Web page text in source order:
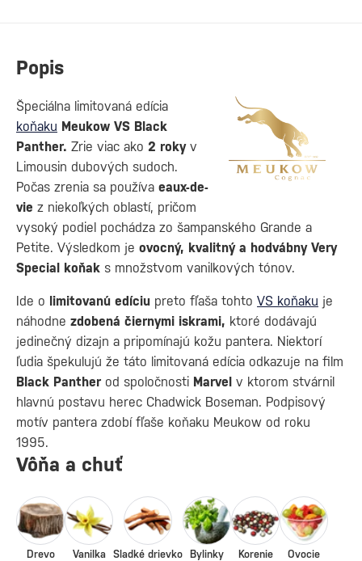
Popis
Špeciálna limitovaná edícia
koňaku Meukow VS Black
Panther. Zrie viac ako 2 rokyv
Limousin dubových sudoch.
Počas zrenia sa používa eaux-de-
vie z niekoľkých oblastí, pričom
vysoký podiel pochádza zo šampanského Grande a
Petite. Výsledkom je ovocný, kvalitný a hodvábny Very
Special koňak s množstvom vanilkových tónov.
Ide o limitovanú edíciu preto fľaša tohto VS koňaku je
náhodne zdobená čiernymi iskrami, ktoré dodávajú
jedinečný dizajn a pripomínajú kožu pantera. Niektorí
ľudia špekulujú že táto limitovaná edícia odkazuje na film
Black Panther od spoločnosti Marvel v ktorom stvárnil
hlavnú postavu herec Chadwick Boseman. Podpisový
motív pantera zdobí fľaše koňaku Meukow od roku
1995.
Vôňa a chuť
Drevo Vanilka Sladké drievko Bylinky Korenie Ovocie